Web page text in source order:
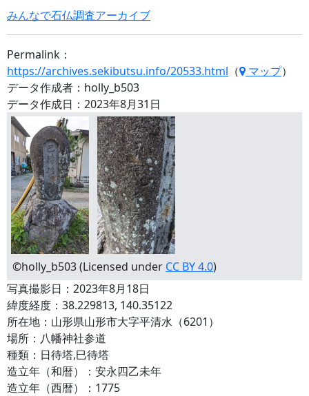
みんなで石仏調査アーカイブ
Permalink：
https://archives.sekibutsu.info/20533.html （ マップ）
データ作成者：holly_b503
データ作成日：2023年8月31日
©holly_b503 (Licensed under CC BY 4.0)
写真撮影日：2023年8月18日
緯度経度：38.229813, 140.35122
所在地：山形県山形市大字平清水（6201）
場所：八幡神社参道
種類：日待塔,巳待塔
造立年（和暦）：安永四乙未年
造立年（西暦）：1775